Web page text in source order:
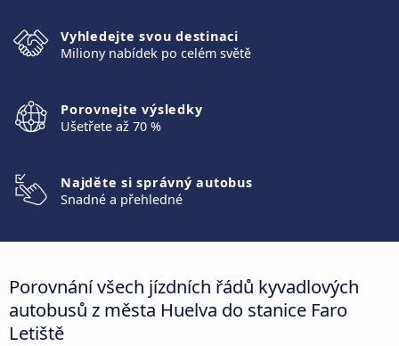
Vyhledejte svou destinaci
Miliony nabídek po celém světě
Porovnejte výsledky
Ušetřete až 70 %
Najděte si správný autobus
Snadné a přehledné
Porovnání všech jízdních řádů kyvadlových
autobusů z města Huelva do stanice Faro
Letiště